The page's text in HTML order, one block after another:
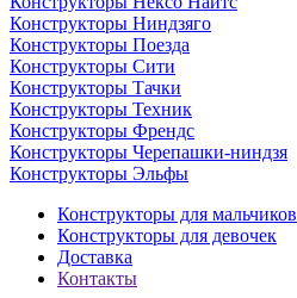
Конструкторы Ниндзяго
Конструкторы Поезда
Конструкторы Сити
Конструкторы Тачки
Конструкторы Техник
Конструкторы Френдс
Конструкторы Черепашки-ниндзя
Конструкторы Эльфы
Конструкторы для мальчиков
Конструкторы для девочек
Доставка
Контакты